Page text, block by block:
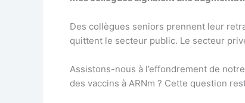
Des collègues seniors prennent leur
quittent le secteur public. Le secteur
Assistons-nous à l’effondrement de
des vaccins à ARNm ? Cette question